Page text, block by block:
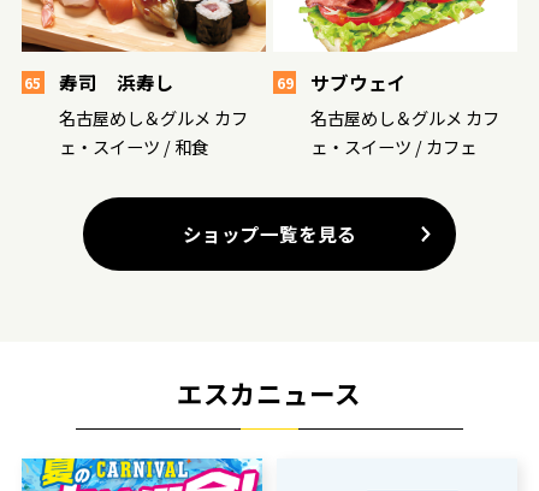
65 寿司 浜寿し
名古屋めし＆グルメ カフ
ェ・スイーツ / 和食
69 サブウェイ
名古屋めし＆グルメ カフ
ェ・スイーツ / カフェ
ショップ一覧を見る
エスカニュース